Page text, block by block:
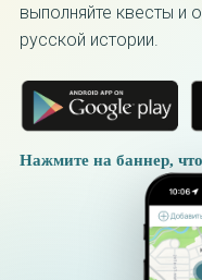
выполняйте квесты и
русской истории.
Нажмите на баннер,